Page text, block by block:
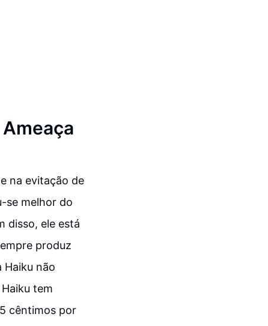
na evitação de
se melhor do
disso, ele está
produz
não
tem
cêntimos por